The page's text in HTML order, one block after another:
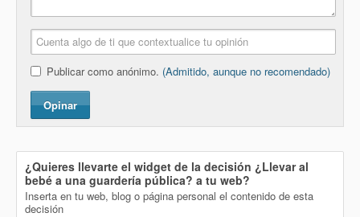
Publicar como anónimo. (Admitido, aunque no recomendado)
Opinar
¿Quieres llevarte el widget de la decisión ¿Llevar al
bebé a una guardería pública? a tu web?
Inserta en tu web, blog o página personal el contenido de esta
decisión